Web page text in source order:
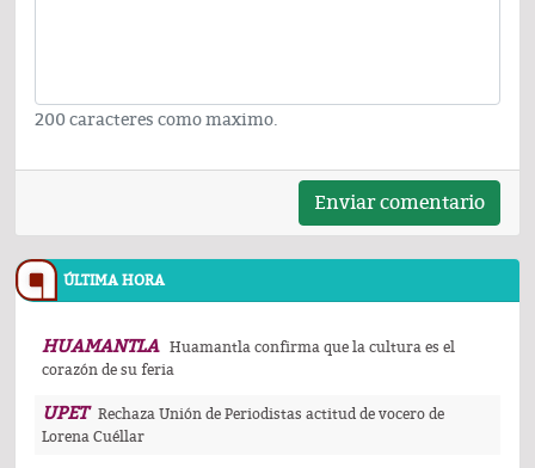
200 caracteres como maximo.
Enviar comentario
ÚLTIMA HORA
HUAMANTLA
Huamantla confirma que la cultura es el
corazón de su feria
UPET
Rechaza Unión de Periodistas actitud de vocero de
Lorena Cuéllar